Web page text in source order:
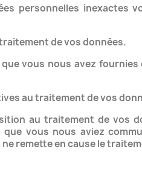
personnelles inexactes
de vos données.
vous nous avez
au traitement de vos
au traitement de vos
vous nous aviez
remette en cause le